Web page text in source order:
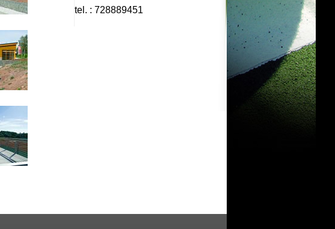
tel. : 728889451